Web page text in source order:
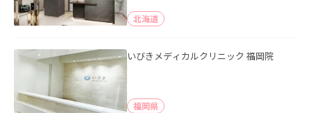
北海道
いびきメディカルクリニック 福岡院
福岡県